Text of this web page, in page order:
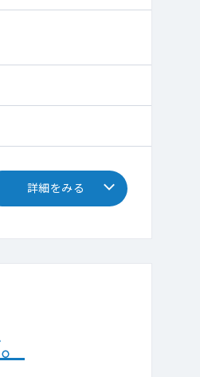
詳細をみる